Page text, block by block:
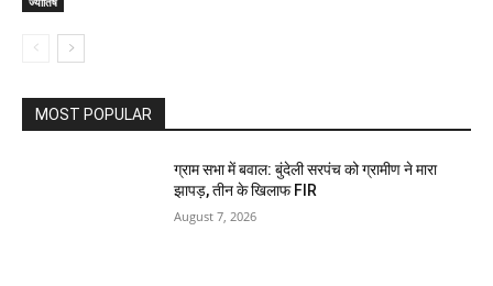
MOST POPULAR
ग्राम सभा में बवाल: बुंदेली सरपंच को ग्रामीण ने मारा
झापड़, तीन के खिलाफ FIR
August 7, 2026